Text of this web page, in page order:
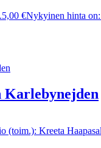
5,00 €Nykyinen hinta
Karlebynejden